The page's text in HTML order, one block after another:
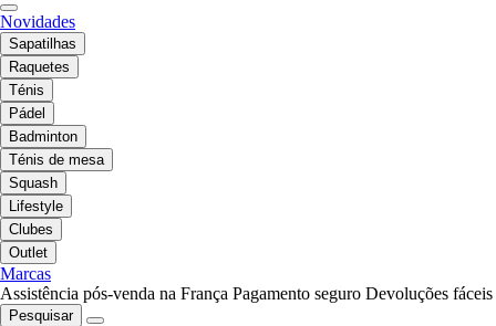
Novidades
Sapatilhas
Raquetes
Ténis
Pádel
Badminton
Ténis de mesa
Squash
Lifestyle
Clubes
Outlet
Marcas
Assistência pós-venda na França Pagamento seguro Devoluções fáceis
Pesquisar